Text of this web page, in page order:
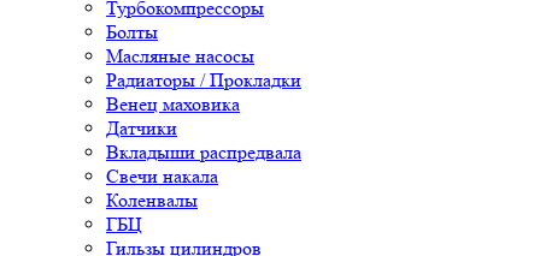
Турбокомпрессоры
Болты
Масляные насосы
Радиаторы / Прокладки
Венец маховика
Датчики
Вкладыши распредвала
Свечи накала
Коленвалы
ГБЦ
Гильзы цилиндров